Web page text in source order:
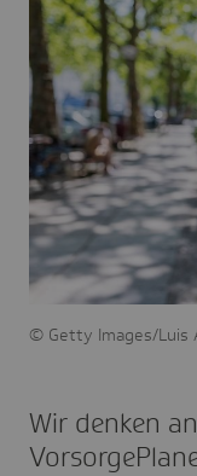
Getty Images/Luis
Wir denken